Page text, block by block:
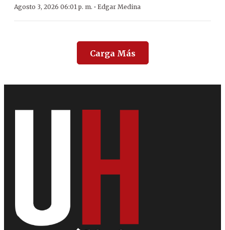
Agosto 3, 2026 06:01 p. m. · Edgar Medina
Carga Más